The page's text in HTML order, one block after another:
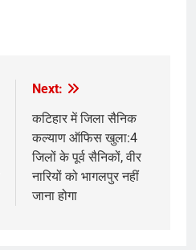
Next:
कटिहार में जिला सैनिक
कल्याण ऑफिस खुला:4
जिलों के पूर्व सैनिकों, वीर
नारियों को भागलपुर नहीं
जाना होगा